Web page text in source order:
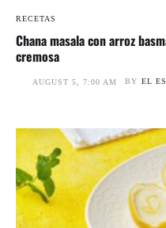
RECETAS
Chana masala con arroz
cremosa
AUGUST 5, 7:00 AM BY EL